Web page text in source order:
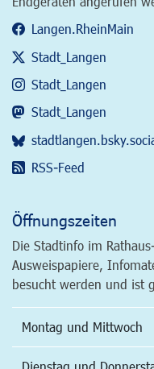
Langen.RheinMain
Stadt_Langen
Stadt_Langen
Stadt_Langen
RSS-Feed
Öffnungszeiten
Die Stadtinfo im
Ausweispapiere,
besucht werden und ist
Montag und Mittwoch
Dienstag und